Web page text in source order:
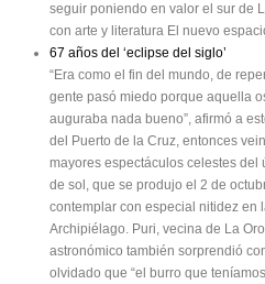
seguir poniendo en valor el sur de
con arte y literatura El nuevo
67 años del ‘eclipse del siglo’
“Era como el fin del mundo, de
gente pasó miedo porque aquella
auguraba nada bueno”, afirmó a
del Puerto de la Cruz, entonces
mayores espectáculos celestes del
de sol, que se produjo el 2 de
contemplar con especial nitidez en
Archipiélago. Puri, vecina de La
astronómico también sorprendió
olvidado que “el burro que